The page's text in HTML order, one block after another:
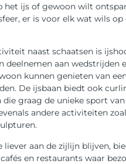
het ijs of gewoon wilt
er is voor elk wat wils op
naast schaatsen is
deelnemen aan wedstrijden
kunnen genieten van
De ijsbaan biedt ook
die graag de unieke sport
andere activiteiten
liever aan de zijlijn blijven,
en restaurants waar